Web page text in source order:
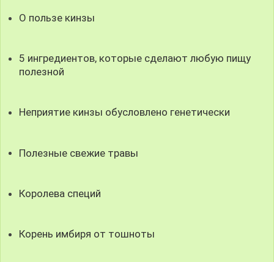
О пользе кинзы
5 ингредиентов, которые сделают любую пищу
полезной
Неприятие кинзы обусловлено генетически
Полезные свежие травы
Королева специй
Корень имбиря от тошноты